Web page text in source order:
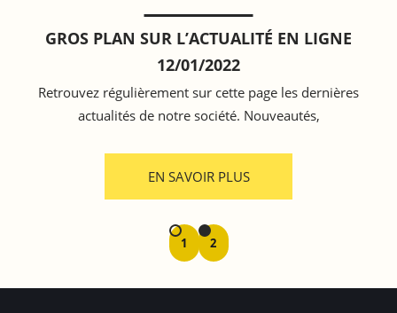
GROS PLAN SUR L’ACTUALITÉ EN LIGNE
12/01/2022
Retrouvez régulièrement sur cette page les dernières
actualités de notre société. Nouveautés,
EN SAVOIR PLUS
1 2